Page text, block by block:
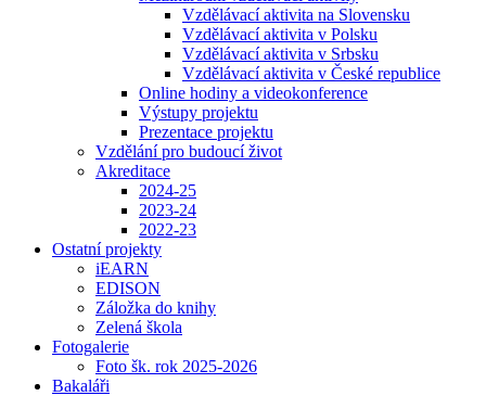
Vzdělávací aktivita na Slovensku
Vzdělávací aktivita v Polsku
Vzdělávací aktivita v Srbsku
Vzdělávací aktivita v České republice
Online hodiny a videokonference
Výstupy projektu
Prezentace projektu
Vzdělání pro budoucí život
Akreditace
2024-25
2023-24
2022-23
Ostatní projekty
iEARN
EDISON
Záložka do knihy
Zelená škola
Fotogalerie
Foto šk. rok 2025-2026
Bakaláři